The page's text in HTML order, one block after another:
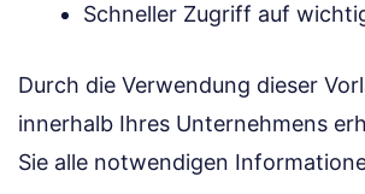
Schneller Zugriff auf
Durch die Verwendung dieser
innerhalb Ihres Unternehmens
Sie alle notwendigen